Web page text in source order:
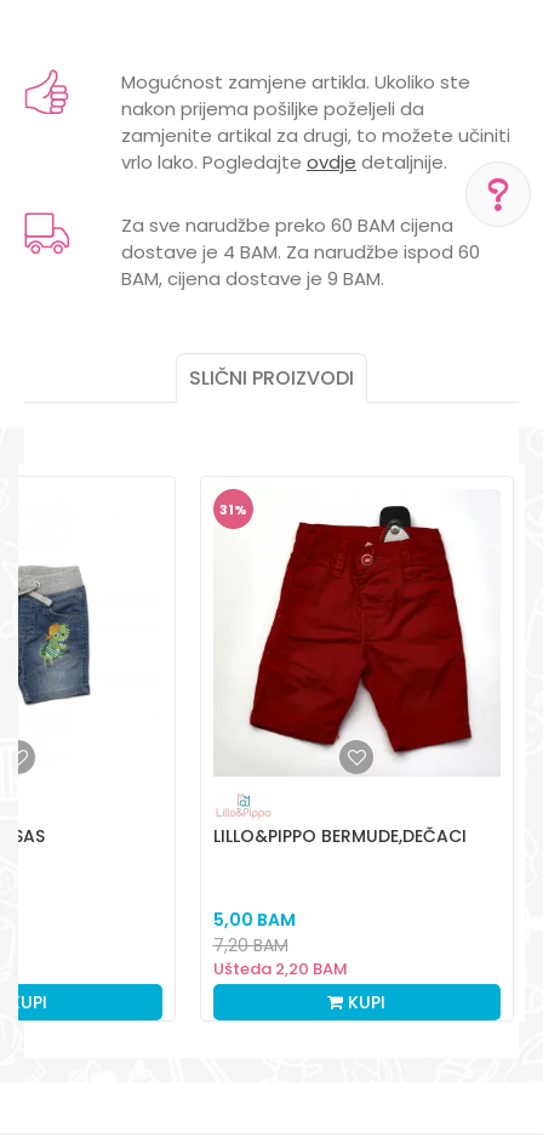
POMOĆ PRI KUPOVINI
Radno vreme
Pon-Subota: 09:00-
aksaonlinebih@aksabih.ba
Email
Mogućnost zamjene artikla. Ukoliko ste
nakon prijema pošiljke poželjeli da
zamjenite artikal za drugi, to možete učiniti
vrlo lako. Pogledajte ovdje detaljnije.
Za sve narudžbe preko 60 BAM cijena
dostave je 4 BAM. Za narudžbe ispod 60
BAM, cijena dostave je 9 BAM.
SLIČNI PROIZVODI
KUPI
31%
LILLO&PIPPO BERMUDE,DEČACI
5,00 BAM
Ušteda2,20 BAM
7,20BAM
KUPI